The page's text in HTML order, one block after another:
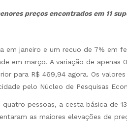
preços encontrados em 11
em janeiro e um recuo de 7% em
em março. A variação de
para R$ 469,94 agora. Os
pelo Núcleo de Pesquisas
quatro pessoas, a cesta básica de
as maiores elevações de